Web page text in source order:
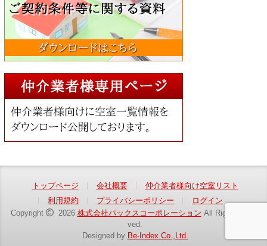
トップページ 会社概要
仲介業者様向け空室リスト
利用規約
プライバシーポリシー
ログイン
Copyright
2026 株式会社パックスコーポレーション All Rights Reser
ved.
Designed by Be-Index Co.,Ltd.